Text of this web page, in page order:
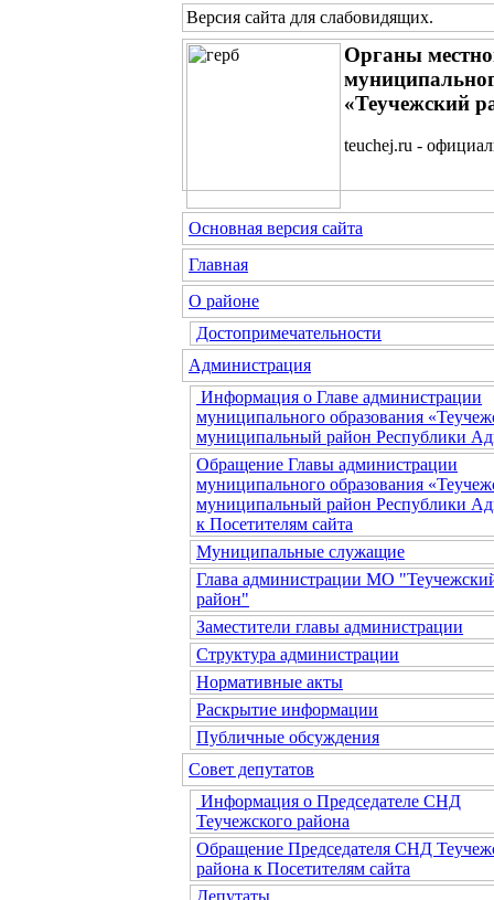
Версия сайта для слабовидящих.
Органы
«Теучежский
teuchej.ru -
Основная версия сайта
Главная
О районе
Достопримечательности
Администрация
Информация о Главе администрации
муниципального образования
муниципальный район Республики
Обращение Главы администрации
муниципального образования
муниципальный район Республики
к Посетителям сайта
Муниципальные служащие
Глава администрации МО
район"
Заместители главы администрации
Структура администрации
Нормативные акты
Раскрытие информации
Публичные обсуждения
Совет депутатов
Информация о Председателе СНД
Теучежского района
Обращение Председателя СНД
района к Посетителям сайта
Депутаты